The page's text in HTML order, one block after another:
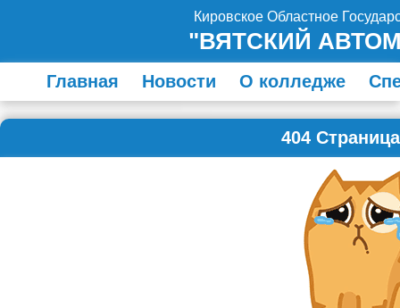
Кировское Областное
"ВЯТСКИЙ
Главная Новости О колледже
404